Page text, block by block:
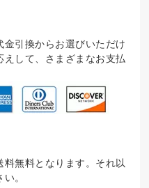
引換からお選びいただけ
えして、さまざまなお支払
無料となります。それ以
。